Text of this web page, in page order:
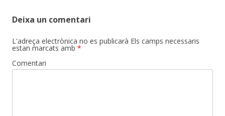
Deixa un comentari
L'adreça electrònica no es publicarà Els camps necessaris
estan marcats amb *
Comentari